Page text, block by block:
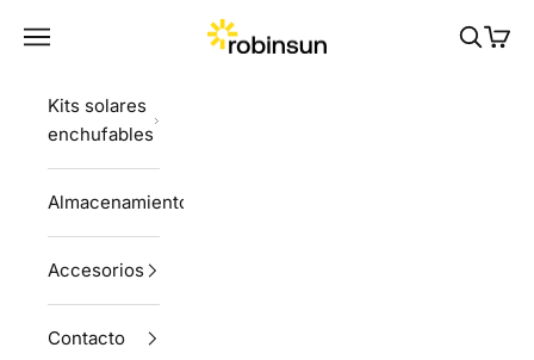
Robinsun
Menú Buscar
Cesta
Kits solares
enchufables
Almacenamiento
Accesorios
Contacto